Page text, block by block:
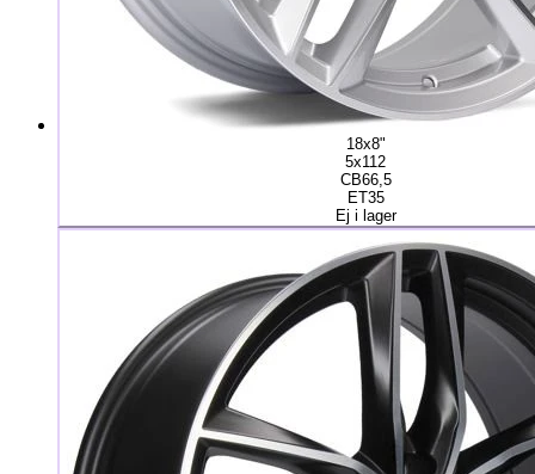
18x8"
5x112
CB66,5
ET35
Ej i lager